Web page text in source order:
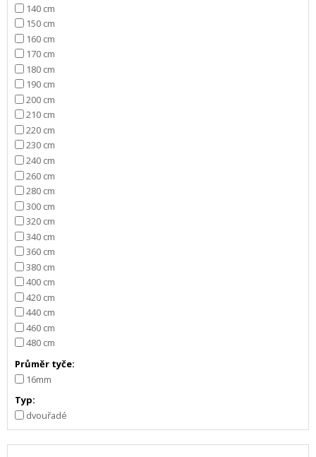
140 cm
150 cm
160 cm
170 cm
180 cm
190 cm
200 cm
210 cm
220 cm
230 cm
240 cm
260 cm
280 cm
300 cm
320 cm
340 cm
360 cm
380 cm
400 cm
420 cm
440 cm
460 cm
480 cm
Průměr tyče:
16mm
Typ:
dvouřadé